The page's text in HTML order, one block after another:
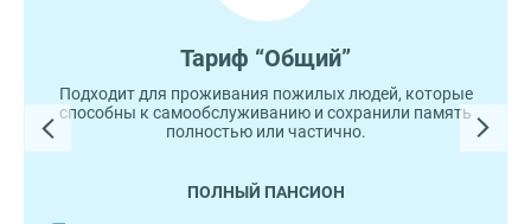
Тариф “Общий”
Подходит для проживания пожилых людей, которые
способны к самообслуживанию и сохранили память
полностью или частично.
ПОЛНЫЙ ПАНСИОН